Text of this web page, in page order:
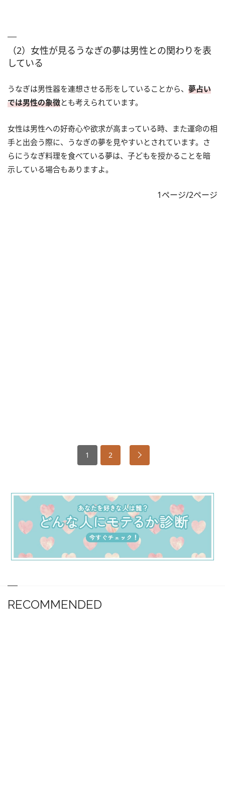
（2）女性が見るうなぎの夢は男性との関わりを表
している
うなぎは男性器を連想させる形をしていることから、 夢占い
では男性の象徴とも考えられています。
女性は男性への好奇心や欲求が高まっている時、また運命の相
手と出会う際に、うなぎの夢を見やすいとされています。さ
らにうなぎ料理を食べている夢は、子どもを授かることを暗
示している場合もありますよ。
1ページ/2ページ
1 2
RECOMMENDED